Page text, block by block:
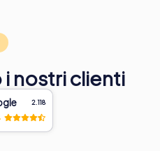
nostri clienti
2.118